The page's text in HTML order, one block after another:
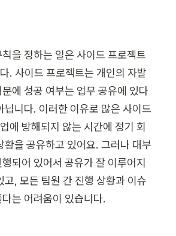
을 정하는 일은 사이드 프로젝트
. 사이드 프로젝트는 개인의 자발
에 성공 여부는 업무 공유에 있다
닙니다. 이러한 이유로 많은 사이드
에 방해되지 않는 시간에 정기 회
황을 공유하고 있어요. 그러나 대부
되어 있어서 공유가 잘 이루어지
고, 모든 팀원 간 진행 상황과 이슈
는 어려움이 있습니다.